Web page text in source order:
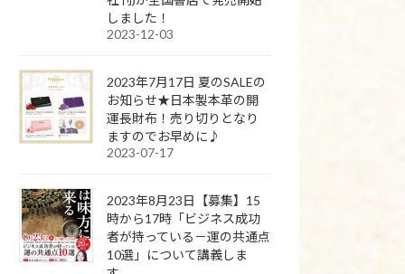
しました！
2023-12-03
2023年7月17日 夏のSALEの
お知らせ★日本製本革の開
運長財布！売り切りとなり
ますのでお早めに♪
2023-07-17
2023年8月23日【募集】15
時から17時「ビジネス成功
者が持っている－運の共通点
10選」について講義しま